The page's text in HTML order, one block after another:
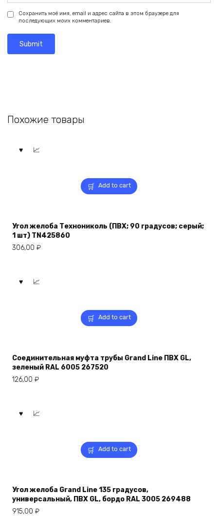
Сохранить моё имя, email и адрес сайта в этом браузере для
последующих моих комментариев.
Похожие товары
Add to cart
Угол желоба Технониколь (ПВХ; 90 градусов; серый;
1 шт) TN425860
306,00 ₽
Add to cart
Соединительная муфта трубы Grand Line ПВХ GL,
зеленый RAL 6005 267520
126,00 ₽
Add to cart
Угол желоба Grand Line 135 градусов,
универсальный, ПВХ GL, бордо RAL 3005 269488
915,00 ₽